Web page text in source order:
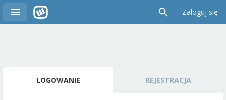
Zaloguj się
LOGOWANIE REJESTRACJA